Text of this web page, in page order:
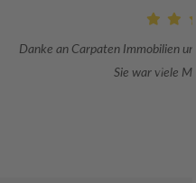
an Frau Adriana Sarca.